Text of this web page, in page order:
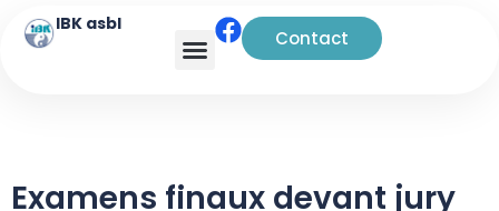
IBK asbl
Contact
Examens finaux devant jury